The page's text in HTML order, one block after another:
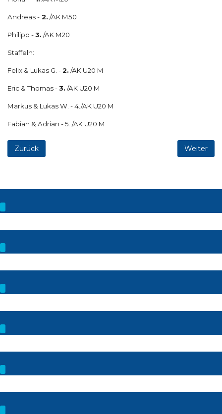
Andreas - 2. /AK M50
Philipp -3. /AK M20
Staffeln:
Felix & Lukas G. -2. /AK U20 M
Eric & Thomas -3. /AK U20 M
Markus & Lukas W. - 4./AK U20 M
Fabian & Adrian - 5. /AK U20 M
Zurück Weiter